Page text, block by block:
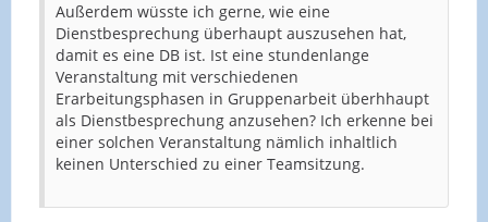
Außerdem wüsste ich gerne, wie eine
Dienstbesprechung überhaupt auszusehen hat,
damit es eine DB ist. Ist eine stundenlange
Veranstaltung mit verschiedenen
Erarbeitungsphasen in Gruppenarbeit überhhaupt
als Dienstbesprechung anzusehen? Ich erkenne bei
einer solchen Veranstaltung nämlich inhaltlich
keinen Unterschied zu einer Teamsitzung.